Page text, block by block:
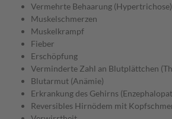
Vermehrte Behaarung (Hypertrichose)
Muskelschmerzen
Muskelkrampf
Fieber
Erschöpfung
Verminderte Zahl an Blutplättchen
Blutarmut (Anämie)
Erkrankung des Gehirns
Reversibles Hirnödem mit